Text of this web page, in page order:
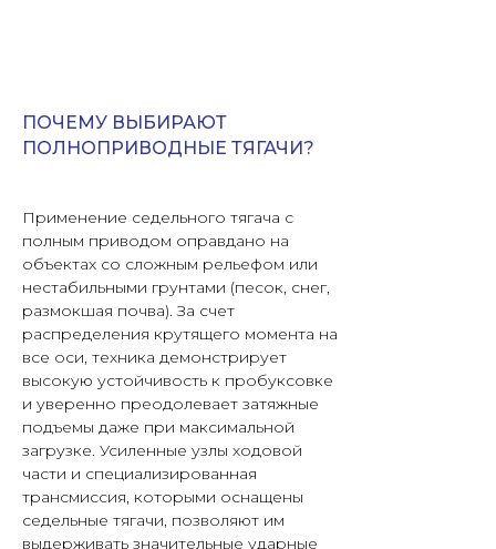
ПОЧЕМУ ВЫБИРАЮТ
ПОЛНОПРИВОДНЫЕ ТЯГАЧИ?
Применение седельного тягача с
полным приводом оправдано на
объектах со сложным рельефом или
нестабильными грунтами (песок, снег,
размокшая почва). За счет
распределения крутящего момента на
все оси, техника демонстрирует
высокую устойчивость к пробуксовке
и уверенно преодолевает затяжные
подъемы даже при максимальной
загрузке. Усиленные узлы ходовой
части и специализированная
трансмиссия, которыми оснащены
седельные тягачи, позволяют им
выдерживать значительные ударные